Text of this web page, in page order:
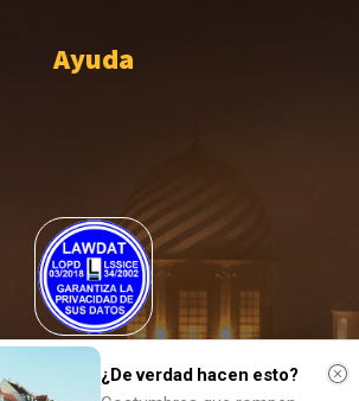
Ayuda
alcanza un grado más de compromiso en el
tratamiento de sus datos.¿De verdad hacen esto?